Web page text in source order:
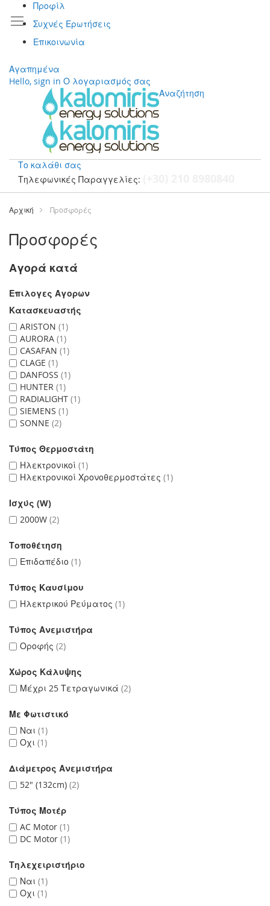
Προφίλ
Συχνές Ερωτήσεις
Επικοινωνία
Αγαπημένα
Hello, sign in Ο λογαριασμός σας
Αναζήτηση
Το καλάθι σας
Τηλεφωνικές Παραγγελίες:
Μετάβαση
περιεχόμενο
Αρχική Προσφορές
Προσφορές
Αγορά κατά
Επιλογες Αγορων
Κατασκευαστής
ARISTON 1
AURORA 1
CASAFAN 1
CLAGE 1
DANFOSS 1
HUNTER 1
RADIALIGHT 1
SIEMENS 1
SONNE 2
Τύπος Θερμοστάτη
Ηλεκτρονικοί 1
Ηλεκτρονικοί Χρονοθερμοστάτες 1
Ισχύς (W)
2000W 2
Τοποθέτηση
Επιδαπέδιο 1
Τύπος Καυσίμου
Ηλεκτρικού Ρεύματος 1
Τύπος Ανεμιστήρα
Οροφής 2
Χώρος Κάλυψης
Μέχρι 25 Τετραγωνικά 2
Με Φωτιστικό
Ναι 1
Οχι 1
Διάμετρος Ανεμιστήρα
52" (132cm) 2
Τύπος Μοτέρ
AC Motor 1
DC Motor 1
Τηλεχειριστήριο
Ναι 1
Οχι 1